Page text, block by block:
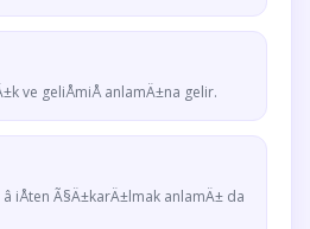
ve geliÅmiÅ anlamÄ±na gelir.
iÅten Ã§Ä±karÄ±lmak anlamÄ± da